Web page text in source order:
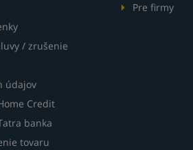
/ zrušenie
údajov
Credit
banka
tovaru
Pre firmy